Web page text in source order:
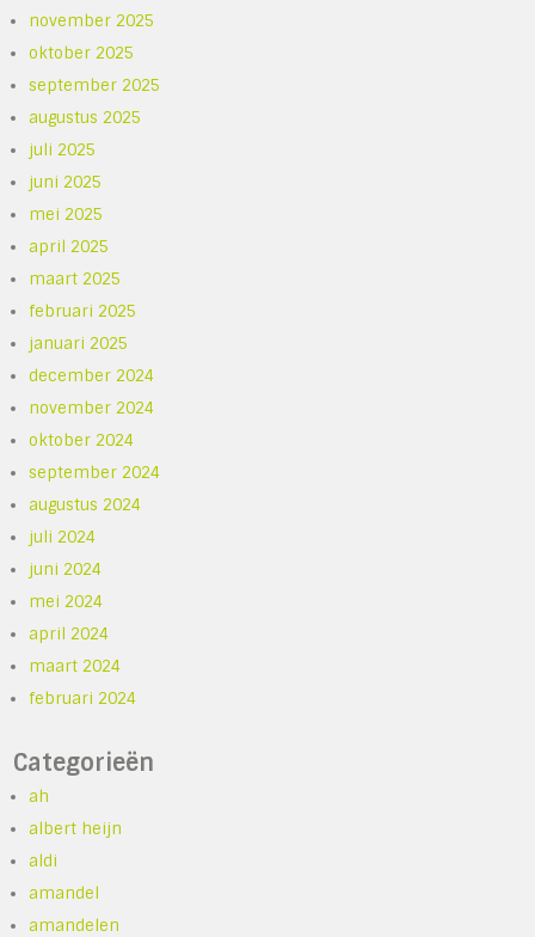
november 2025
oktober 2025
september 2025
augustus 2025
juli 2025
juni 2025
mei 2025
april 2025
maart 2025
februari 2025
januari 2025
december 2024
november 2024
oktober 2024
september 2024
augustus 2024
juli 2024
juni 2024
mei 2024
april 2024
maart 2024
februari 2024
Categorieën
ah
albert heijn
aldi
amandel
amandelen